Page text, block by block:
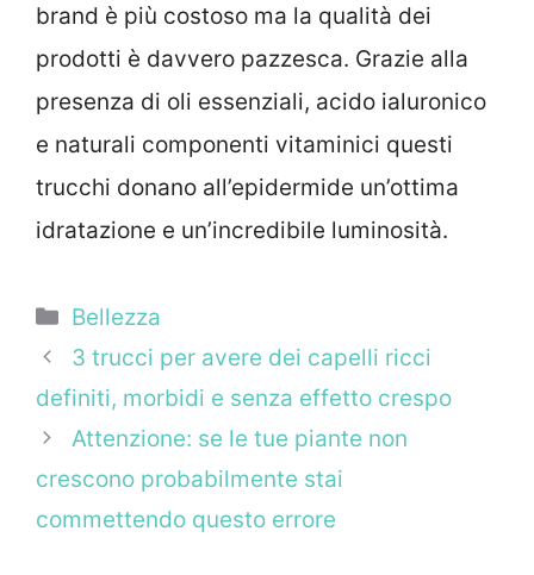
brand è più costoso ma la qualità dei
prodotti è davvero pazzesca. Grazie alla
presenza di oli essenziali, acido ialuronico
e naturali componenti vitaminici questi
trucchi donano all’epidermide un’ottima
idratazione e un’incredibile luminosità.
Categorie
Bellezza
3 trucci per avere dei capelli ricci
definiti, morbidi e senza effetto crespo
Attenzione: se le tue piante non
crescono probabilmente stai
commettendo questo errore